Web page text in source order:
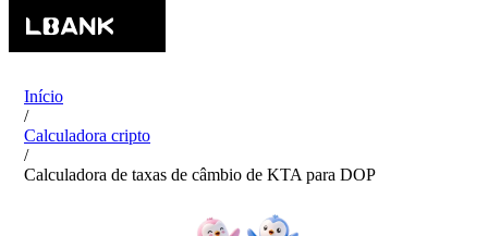
Início
/
Calculadora cripto
/
Calculadora de taxas de câmbio de KTA para DOP